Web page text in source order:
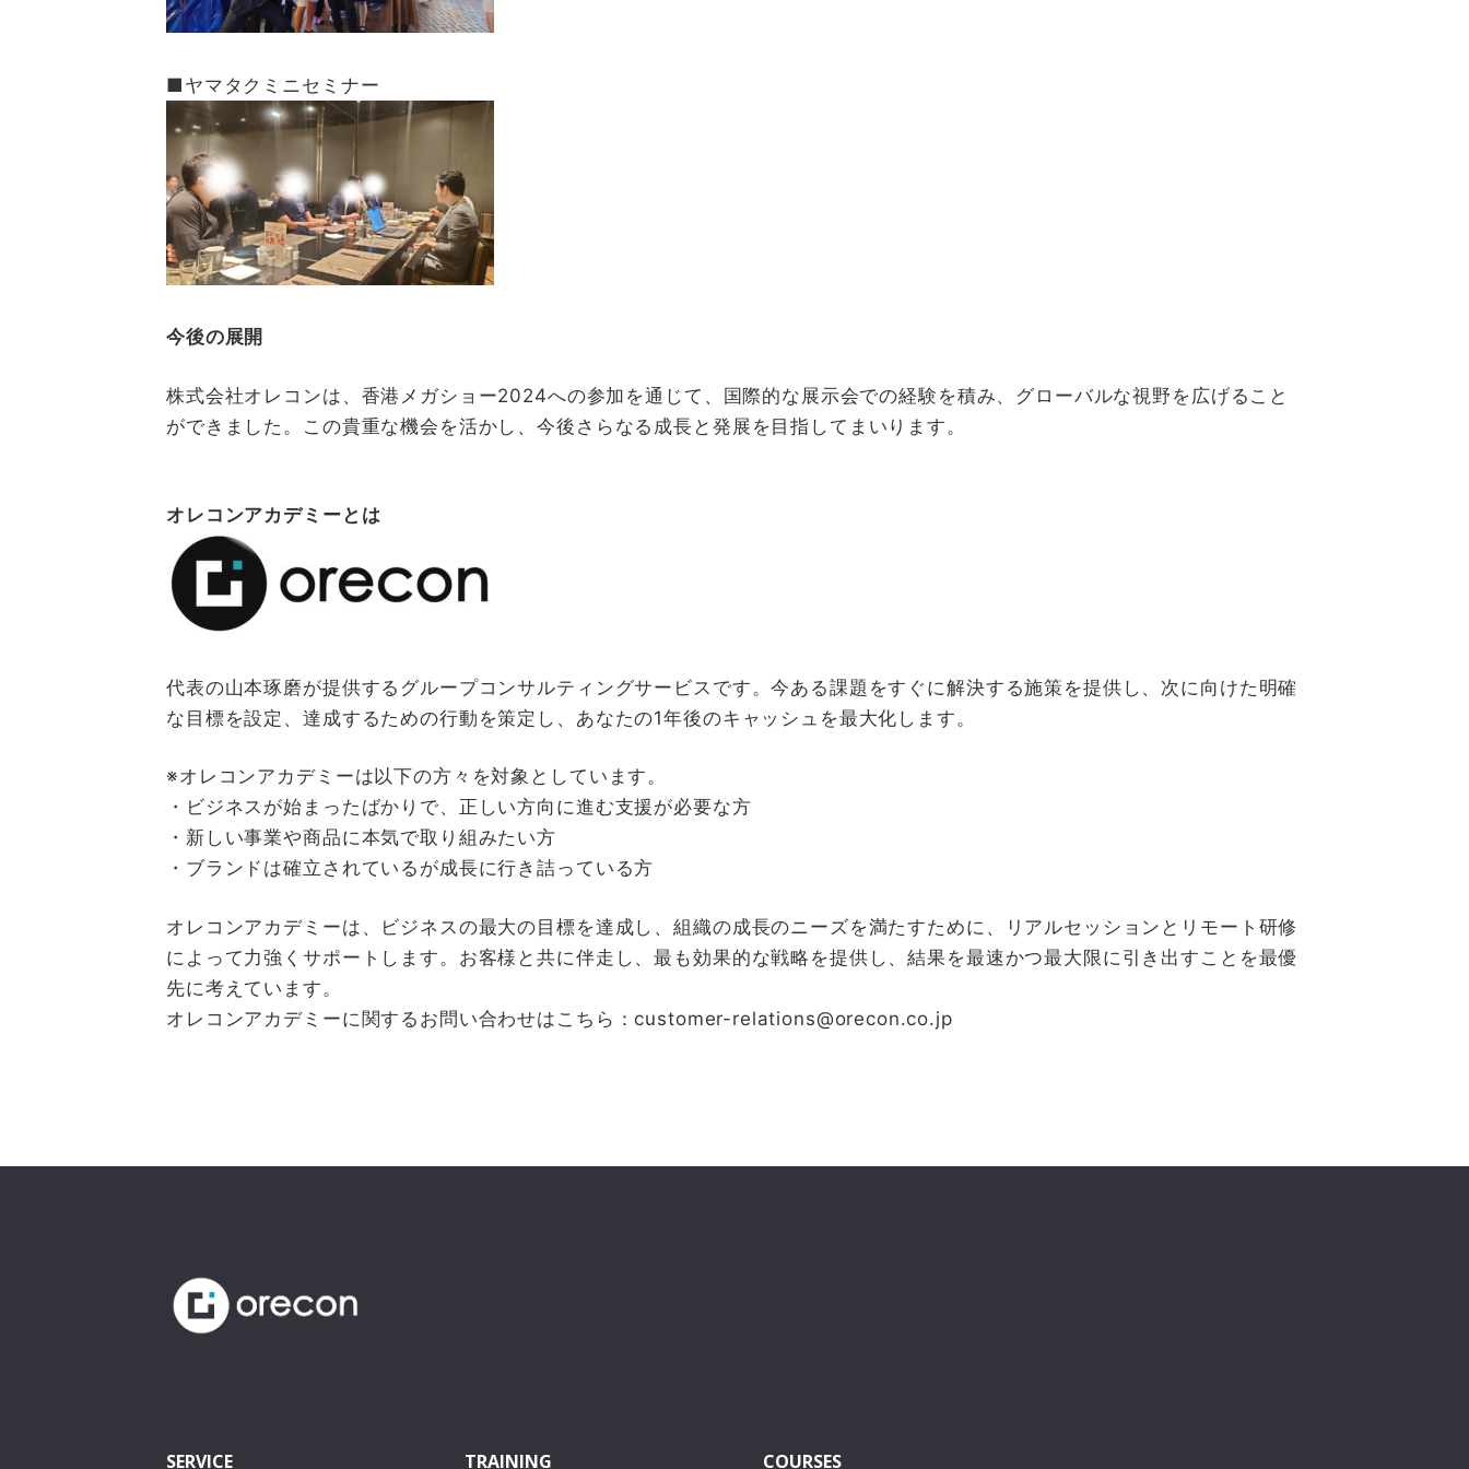
■ヤマタクミニセミナー
今後の展開
株式会社オレコンは、香港メガショー2024への参加を通じて、国際的な展示会での経験を積み、グローバルな視野を広げること
ができました。この貴重な機会を活かし、今後さらなる成長と発展を目指してまいります。
オレコンアカデミーとは
代表の山本琢磨が提供するグループコンサルティングサービスです。今ある課題をすぐに解決する施策を提供し、次に向けた明確
な目標を設定、達成するための行動を策定し、あなたの1年後のキャッシュを最大化します。
※オレコンアカデミーは以下の方々を対象としています。
・ビジネスが始まったばかりで、正しい方向に進む支援が必要な方
・新しい事業や商品に本気で取り組みたい方
・ブランドは確立されているが成長に行き詰っている方
オレコンアカデミーは、ビジネスの最大の目標を達成し、組織の成長のニーズを満たすために、リアルセッションとリモート研修
によって力強くサポートします。お客様と共に伴走し、最も効果的な戦略を提供し、結果を最速かつ最大限に引き出すことを最優
先に考えています。
オレコンアカデミーに関するお問い合わせはこちら：customer-relations@orecon.co.jp
SERVICE TRAINING COURSES